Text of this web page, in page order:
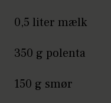
0,5 liter mælk
350 g polenta
150 g smør